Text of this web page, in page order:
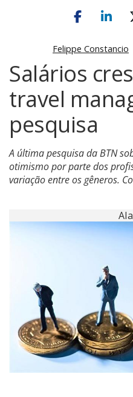
Felippe Constancio
Salários
travel
pesquisa
A última pesquisa da BTN
otimismo por parte dos
variação entre os gêneros.